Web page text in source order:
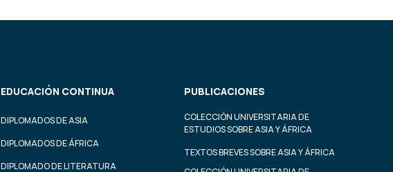
EDUCACIÓN CONTINUA
DIPLOMADOS DE ASIA
DIPLOMADOS DE ÁFRICA
DIPLOMADO DE LITERATURA
PUBLICACIONES
COLECCIÓN UNIVERSITARIA DE
ESTUDIOS SOBRE ASIA Y ÁFRICA
TEXTOS BREVES SOBRE ASIA Y ÁFRICA